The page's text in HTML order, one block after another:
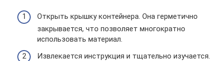
Открыть крышку контейнера. Она герметично
закрывается, что позволяет многократно
использовать материал.
Извлекается инструкция и тщательно изучается.